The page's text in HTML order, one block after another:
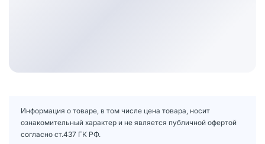
Информация о товаре, в том числе цена товара, носит
ознакомительный характер и не является публичной офертой
согласно ст.437 ГК РФ.